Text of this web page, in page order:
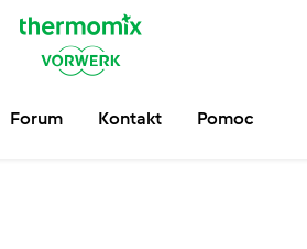
Forum Kontakt Pomoc